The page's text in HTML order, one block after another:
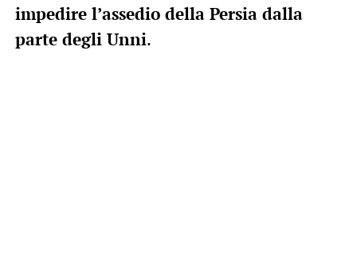
impedire l’assedio della Persia dalla
parte degli Unni.